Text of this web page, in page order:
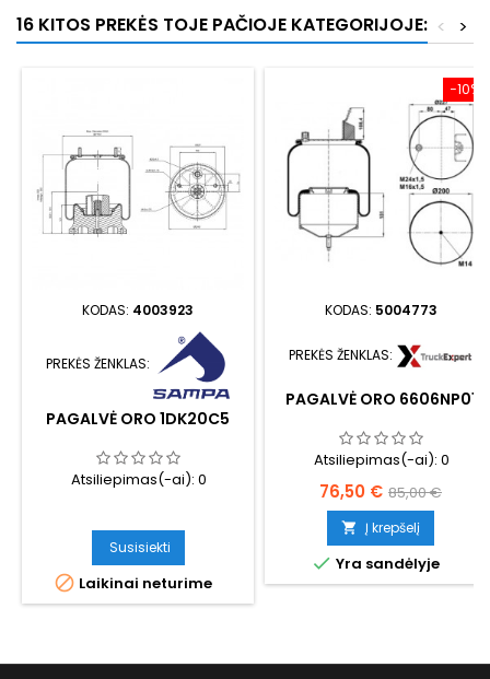
16 KITOS PREKĖS TOJE PAČIOJE KATEGORIJOJE: >
<
KODAS: 4003923
PREKĖS ŽENKLAS:
PAGALVĖ ORO 1DK20C5
Atsiliepimas(-ai): 0
Susisiekti
 Laikinai neturime
−10%
KODAS: 5004773
PREKĖS ŽENKLAS:
PAGALVĖ ORO 6606NP01
Atsiliepimas(-ai): 0
Kaina
76,50 € Bazinė
kaina
85,00 €
 Į krepšelį
 Yra sandėlyje